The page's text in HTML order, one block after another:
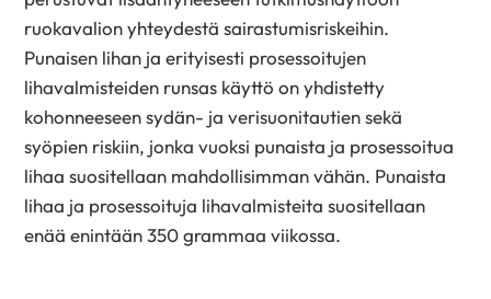
ruokavalion yhteydestä sairastumisriskeihin.
Punaisen lihan ja erityisesti prosessoitujen
lihavalmisteiden runsas käyttö on yhdistetty
kohonneeseen sydän- ja verisuonitautien sekä
syöpien riskiin, jonka vuoksi punaista ja prosessoitua
lihaa suositellaan mahdollisimman vähän. Punaista
lihaa ja prosessoituja lihavalmisteita suositellaan
enää enintään 350 grammaa viikossa.